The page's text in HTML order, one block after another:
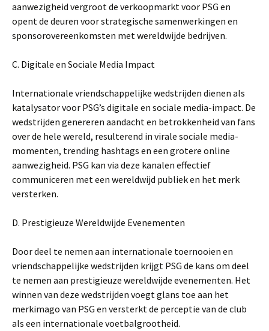
aanwezigheid vergroot de verkoopmarkt voor PSG en
opent de deuren voor strategische samenwerkingen en
sponsorovereenkomsten met wereldwijde bedrijven.
C. Digitale en Sociale Media Impact
Internationale vriendschappelijke wedstrijden dienen als
katalysator voor PSG’s digitale en sociale media-impact. De
wedstrijden genereren aandacht en betrokkenheid van fans
over de hele wereld, resulterend in virale sociale media-
momenten, trending hashtags en een grotere online
aanwezigheid. PSG kan via deze kanalen effectief
communiceren met een wereldwijd publiek en het merk
versterken.
D. Prestigieuze Wereldwijde Evenementen
Door deel te nemen aan internationale toernooien en
vriendschappelijke wedstrijden krijgt PSG de kans om deel
te nemen aan prestigieuze wereldwijde evenementen. Het
winnen van deze wedstrijden voegt glans toe aan het
merkimago van PSG en versterkt de perceptie van de club
als een internationale voetbalgrootheid.